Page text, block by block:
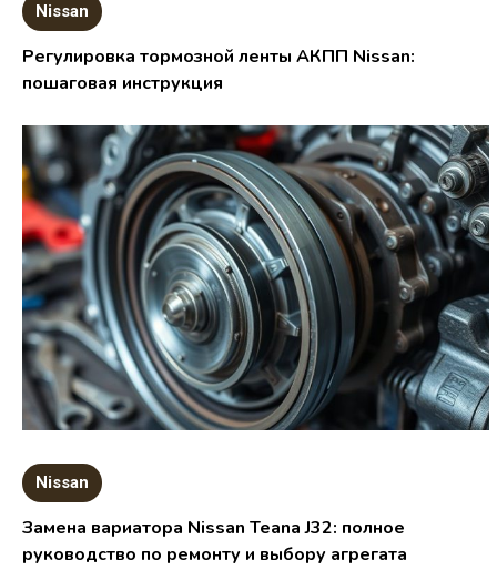
Nissan
Регулировка тормозной ленты АКПП Nissan:
пошаговая инструкция
Nissan
Замена вариатора Nissan Teana J32: полное
руководство по ремонту и выбору агрегата